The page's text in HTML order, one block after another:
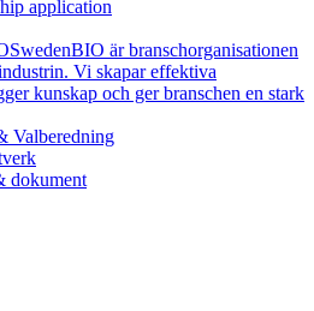
application
SwedenBIO är branschorganisationen
Vi skapar effektiva
kunskap och ger branschen en stark
Valberedning
dokument